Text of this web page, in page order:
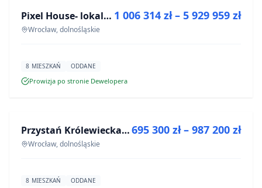
INWESTYCJA Pixel House- lokale użytkowe
Wrocław, dolnośląskie
1 006 314 zł – 5 929 959 zł
8 MIESZKAŃ ODDANE
Prowizja po stronie Dewelopera
INWESTYCJA Przystań Królewiecka III
Wrocław, dolnośląskie
695 300 zł – 987 200 zł
8 MIESZKAŃ ODDANE